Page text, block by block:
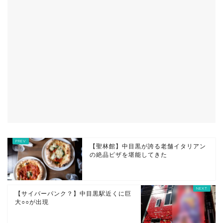
【聖林館】中目黒が誇る老舗イタリアン
の絶品ピザを堪能してきた
【サイバーパンク？】中目黒駅近くに巨
大○○が出現